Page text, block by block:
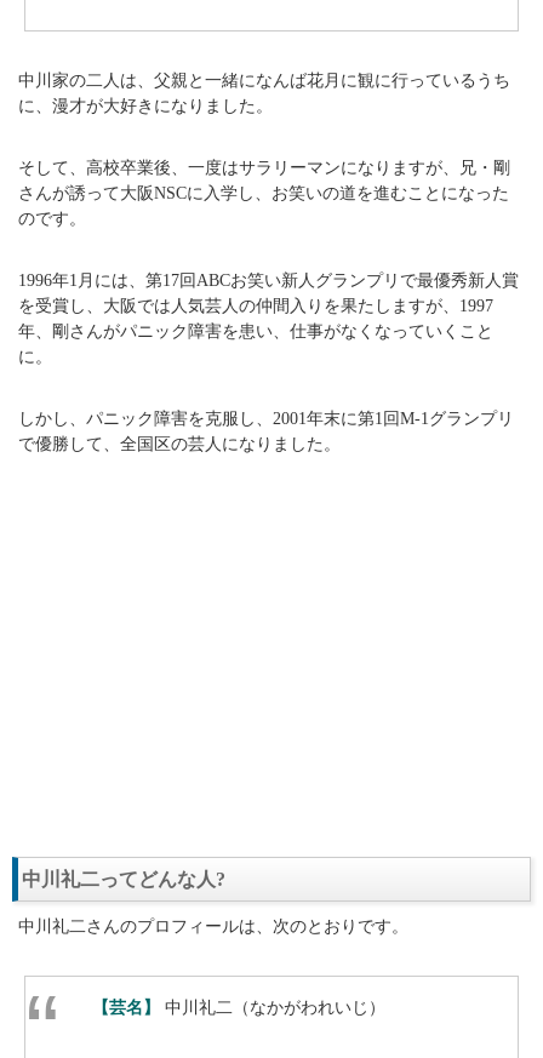
中川家の二人は、父親と一緒になんば花月に観に行っているうち
に、漫才が大好きになりました。
そして、高校卒業後、一度はサラリーマンになりますが、兄・剛
さんが誘って大阪NSCに入学し、お笑いの道を進むことになった
のです。
1996年1月には、第17回ABCお笑い新人グランプリで最優秀新人賞
を受賞し、大阪では人気芸人の仲間入りを果たしますが、1997
年、剛さんがパニック障害を患い、仕事がなくなっていくこと
に。
しかし、パニック障害を克服し、2001年末に第1回M-1グランプリ
で優勝して、全国区の芸人になりました。
中川礼二ってどんな人?
中川礼二さんのプロフィールは、次のとおりです。
【芸名】 中川礼二（なかがわれいじ）